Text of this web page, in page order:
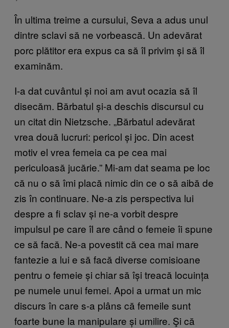
În ultima treime a cursului, Seva a adus unul
dintre sclavi să ne vorbească. Un adevărat
porc plătitor era expus ca să îl privim și să îl
examinăm.
I-a dat cuvântul și noi am avut ocazia să îl
disecăm. Bărbatul și-a deschis discursul cu
un citat din Nietzsche. „Bărbatul adevărat
vrea două lucruri: pericol și joc. Din acest
motiv el vrea femeia ca pe cea mai
periculoasă jucărie.” Mi-am dat seama pe loc
că nu o să îmi placă nimic din ce o să aibă de
zis în continuare. Ne-a zis perspectiva lui
despre a fi sclav și ne-a vorbit despre
impulsul pe care îl are când o femeie îi spune
ce să facă. Ne-a povestit că cea mai mare
fantezie a lui e să facă diverse comisioane
pentru o femeie și chiar să își treacă locuința
pe numele unui femei. Apoi a urmat un mic
discurs în care s-a plâns că femeile sunt
foarte bune la manipulare și umilire. Şi că